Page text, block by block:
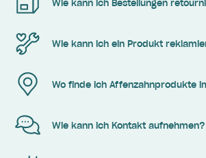
Wie kann ich Bestellungen
Wie kann ich ein Produkt
Wo finde ich Affenzahnprodukte
Wie kann ich Kontakt aufnehmen?